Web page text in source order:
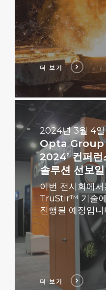
더 보기
2024년 3월 4일
Opta Group
2024’ 컨퍼런
솔루션 선보
이번 전시회에
TruStir™ 기술
진행될 예정입니
더 보기
기